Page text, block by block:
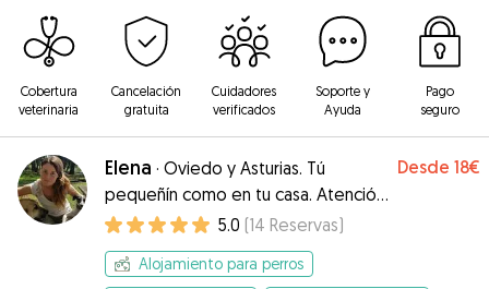
Cobertura
veterinaria
Cancelación
gratuita
Cuidadores
verificados
Soporte y
Ayuda
Pago
seguro
Elena · Oviedo y Asturias. Tú
pequeñín como en tu casa. Atención
personalizada
Desde 18€
5.0 (14 Reservas)
Alojamiento para perros